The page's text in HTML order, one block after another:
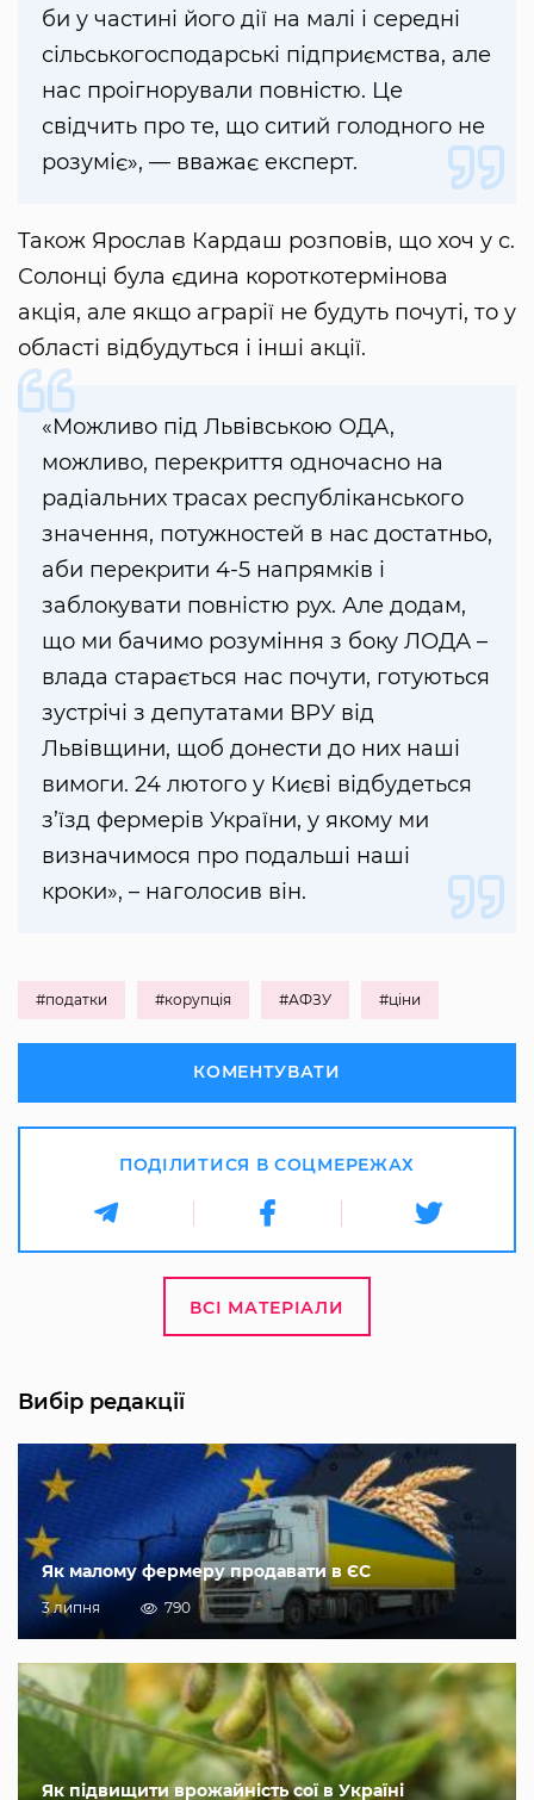
би у частині його дії на малі і середні
сільськогосподарські підприємства, але
нас проігнорували повністю. Це
свідчить про те, що ситий голодного не
розуміє», — вважає експерт.
Також Ярослав Кардаш розповів, що хоч у с.
Солонці була єдина короткотермінова
акція, але якщо аграрії не будуть почуті, то у
області відбудуться і інші акції.
«Можливо під Львівською ОДА,
можливо, перекриття одночасно на
радіальних трасах республіканського
значення, потужностей в нас достатньо,
аби перекрити 4-5 напрямків і
заблокувати повністю рух. Але додам,
що ми бачимо розуміння з боку ЛОДА –
влада старається нас почути, готуються
зустрічі з депутатами ВРУ від
Львівщини, щоб донести до них наші
вимоги. 24 лютого у Києві відбудеться
з’їзд фермерів України, у якому ми
визначимося про подальші наші
кроки», – наголосив він.
#податки #корупція #АФЗУ #ціни
КОМЕНТУВАТИ
ПОДІЛИТИСЯ В СОЦМЕРЕЖАХ
ВСІ МАТЕРІАЛИ
Вибір редакції
Як малому фермеру продавати в ЄС
3 липня 790
Як підвищити врожайність сої в Україні